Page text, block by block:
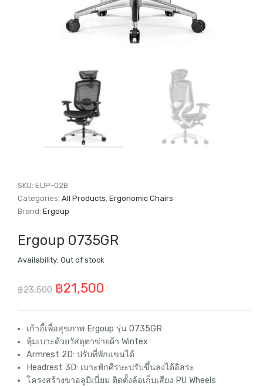
SKU:EUP-02B
Categories:All Products,Ergonomic Chairs
Brand:Ergoup
Ergoup 0735GR
Availability: Out of stock
฿23,500 Original
was:
฿23,500.
฿21,500
is:
฿21,500.
เก้าอี้เพื่อสุขภาพ Ergoup รุ่น 0735GR
หุ้มเบาะด้วยวัสดุตาข่ายผ้า Wintex
Armrest 2D: ปรับที่พักแขนได้
Headrest 3D: เบาะพักศีรษะปรับขึ้นลงได้อิสระ
โครงสร้างขาอลูมิเนี่ยม ติดตั้งล้อเก็บเสียง PU Wheels